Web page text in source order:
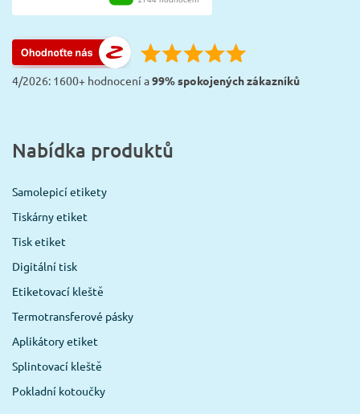
4/2026: 1600+ hodnocení a99% spokojených zákazníků
Nabídka produktů
Samolepicí etikety
Tiskárny etiket
Tisk etiket
Digitální tisk
Etiketovací kleště
Termotransferové pásky
Aplikátory etiket
Splintovací kleště
Pokladní kotoučky